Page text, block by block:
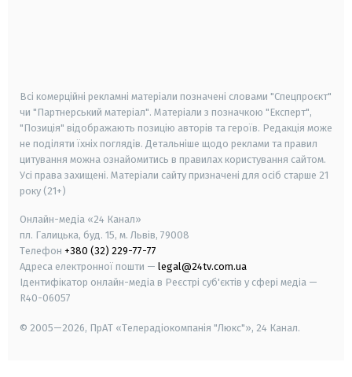
Всі комерційні рекламні матеріали позначені словами "Спецпроєкт"
чи "Партнерський матеріал". Матеріали з позначкою "Експерт",
"Позиція" відображають позицію авторів та героїв. Редакція може
не поділяти їхніх поглядів. Детальніше щодо реклами та правил
цитування можна ознайомитись в правилах користування сайтом.
Усі права захищені. Матеріали сайту призначені для осіб старше 21
року (21+)
Онлайн-медіа «24 Канал»
пл. Галицька, буд. 15, м. Львів, 79008
Телефон +380 (32) 229-77-77
Адреса електронної пошти — legal@24tv.com.ua
Ідентифікатор онлайн-медіа в Реєстрі суб'єктів у сфері медіа —
R40-06057
© 2005—2026, ПрАТ «Телерадіокомпанія "Люкс"», 24 Канал.